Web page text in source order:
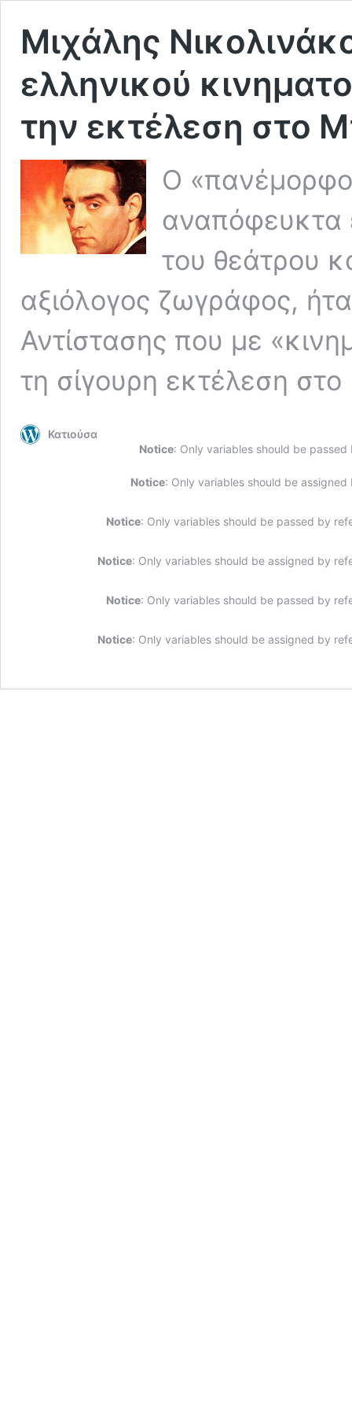
Μιχάλης
ελληνικού
την εκτέλεση στο
Ο
αναπόφευκτα
του θεάτρου
αξιόλογος ζωγράφος,
Αντίστασης που με
τη σίγουρη εκτέλεση
Κατιούσα
Notice: Only variables should be
Notice: Only variables should be
Notice: Only variables should be passed by
Notice: Only variables should be assigned by
Notice: Only variables should be passed by
Notice: Only variables should be assigned by